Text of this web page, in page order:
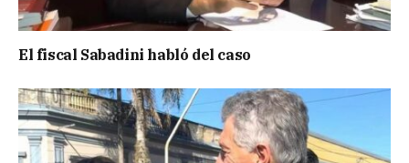
El fiscal Sabadini habló del caso